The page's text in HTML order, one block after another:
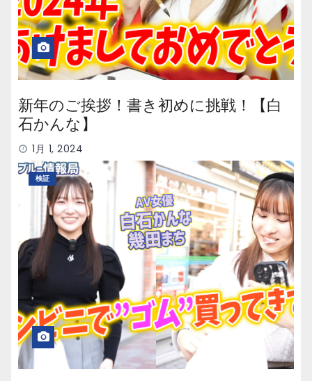
新年のご挨拶！書き初めに挑戦！【白
石かんな】
1月 1, 2024
検証